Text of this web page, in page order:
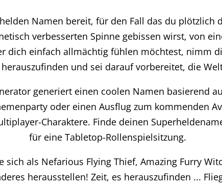
Namen bereit, für den Fall das du plötzlich
verbesserten Spinne gebissen wirst, von
dich einfach allmächtig fühlen möchtest, nimm
und sei darauf vorbereitet, die
generiert einen coolen Namen basierend
oder einen Ausflug zum kommenden
Charaktere. Finde deinen
für eine Tabletop-Rollenspielsitzung.
sich als Nefarious Flying Thief, Amazing Furry
herausstellen! Zeit, es herauszufinden ...